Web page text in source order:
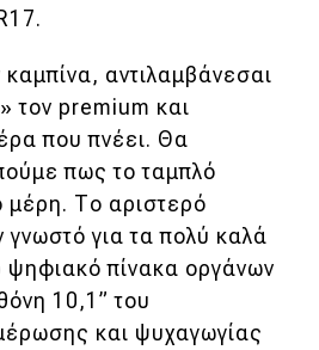
αντιλαμβάνεσαι
τον premium και
που πνέει. Θα
πως το ταμπλό
μέρη. Το αριστερό
γνωστό για τα πολύ καλά
ψηφιακό πίνακα οργάνων
10,1” του
και ψυχαγωγίας